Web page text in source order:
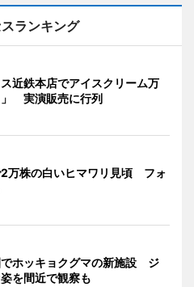
ランキング
近鉄本店でアイスクリーム万
」 実演販売に行列
万株の白いヒマワリ見頃 フォ
でホッキョクグマの新施設 ジ
を間近で観察も